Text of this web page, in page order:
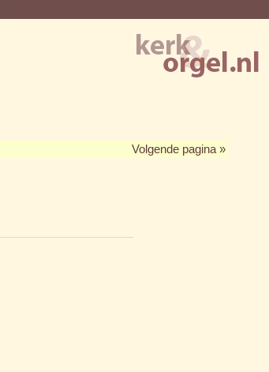
Volgende pagina »